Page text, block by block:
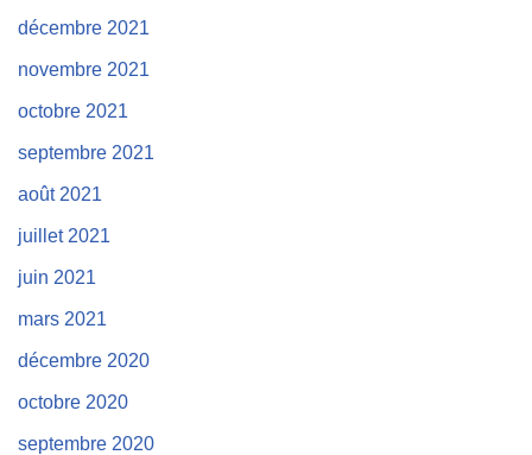
décembre 2021
novembre 2021
octobre 2021
septembre 2021
août 2021
juillet 2021
juin 2021
mars 2021
décembre 2020
octobre 2020
septembre 2020